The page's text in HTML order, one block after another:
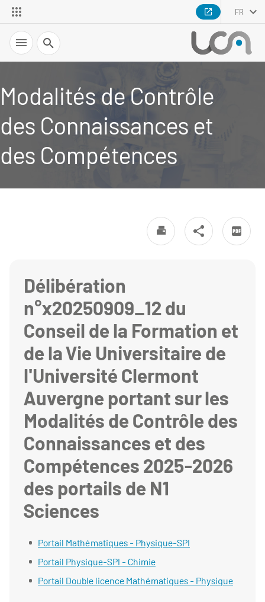
FR
Recherche
Modalités de Contrôle
des Connaissances et
des Compétences
Délibération
n°x20250909_12 du
Conseil de la Formation et
de la Vie Universitaire de
l'Université Clermont
Auvergne portant sur les
Modalités de Contrôle des
Connaissances et des
Compétences 2025-2026
des portails de N1
Sciences
Portail Mathématiques - Physique-SPI
Portail Physique-SPI - Chimie
Portail Double licence Mathématiques - Physique